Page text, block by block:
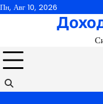
Перейти
Пн, Авг 10, 2026